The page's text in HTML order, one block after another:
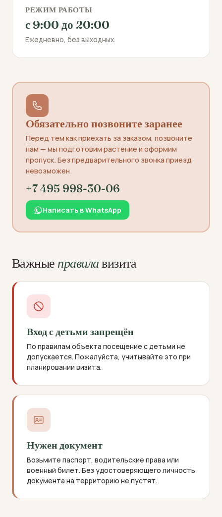
РЕЖИМ РАБОТЫ
с 9:00 до 20:00
Ежедневно, без выходных.
Обязательно позвоните заранее
Перед тем как приехать за заказом, позвоните
нам — мы подготовим растение и оформим
пропуск. Без предварительного звонка приезд
невозможен.
+7 495 998-30-06
Написать в WhatsApp
Важные правилавизита
Вход с детьми запрещён
По правилам объекта посещение с детьми не
допускается. Пожалуйста, учитывайте это при
планировании визита.
Нужен документ
Возьмите паспорт, водительские права или
военный билет. Без удостоверяющего личность
документа на территорию не пустят.